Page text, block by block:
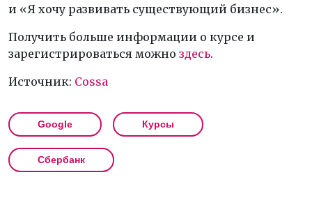
и «Я хочу развивать существующий бизнес».
Получить больше информации о курсе и
зарегистрироваться можно здесь.
Источник: Cossa
Google Курсы
Сбербанк